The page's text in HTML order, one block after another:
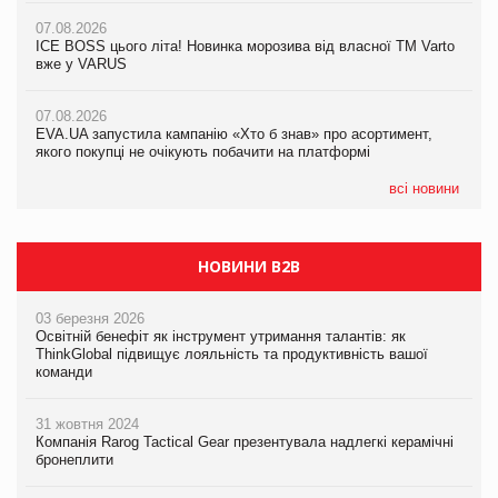
07.08.2026
ICE BOSS цього літа! Новинка морозива від власної ТМ Varto
вже у VARUS
07.08.2026
EVA.UA запустила кампанію «Хто б знав» про асортимент,
якого покупці не очікують побачити на платформі
всі новини
06.08.2026
Смачна новинка для хвостатих: у VARUS з’явилися паучі
05.08.2026
Мережа супермаркетів VARUS купує мережу магазинів
Продажі Hugo Boss впали на 9%
НОВИНИ B2B
03 березня 2026
Освітній бенефіт як інструмент утримання талантів: як
ThinkGlobal підвищує лояльність та продуктивність вашої
команди
31 жовтня 2024
Компанія Rarog Tactical Gear презентувала надлегкі керамічні
бронеплити